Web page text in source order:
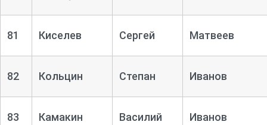
81 Киселев Сергей Матвеев
82 Кольцин Степан Иванов
83 Камакин Василий Иванов